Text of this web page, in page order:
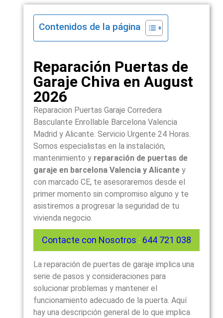
Contenidos de la página
Reparación Puertas de
Garaje Chiva en August
2026
Reparacion Puertas Garaje Corredera
Basculante Enrollable Barcelona Valencia
Madrid y Alicante. Servicio Urgente 24 Horas.
Somos especialistas en la instalación,
mantenimiento y reparación de puertas de
garaje en barcelona Valencia y Alicante y
con marcado CE, te asesoraremos desde el
primer momento sin compromiso alguno y te
asistiremos a progresar la seguridad de tu
vivienda negocio.
Contacte con Nosotros : 644 721 038
La reparación de puertas de garaje implica una
serie de pasos y consideraciones para
solucionar problemas y mantener el
funcionamiento adecuado de la puerta. Aquí
hay una descripción general de lo que implica